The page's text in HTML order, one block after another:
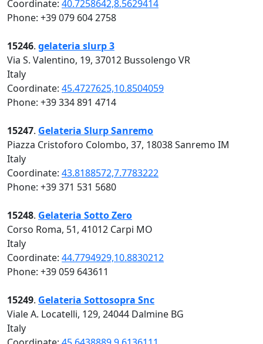
Coordinate: 40.7258642,8.5629414
Phone: +39 079 604 2758
15246. gelateria slurp 3
Via S. Valentino, 19, 37012 Bussolengo VR
Italy
Coordinate: 45.4727625,10.8504059
Phone: +39 334 891 4714
15247. Gelateria Slurp Sanremo
Piazza Cristoforo Colombo, 37, 18038 Sanremo IM
Italy
Coordinate: 43.8188572,7.7783222
Phone: +39 371 531 5680
15248. Gelateria Sotto Zero
Corso Roma, 51, 41012 Carpi MO
Italy
Coordinate: 44.7794929,10.8830212
Phone: +39 059 643611
15249. Gelateria Sottosopra Snc
Viale A. Locatelli, 129, 24044 Dalmine BG
Italy